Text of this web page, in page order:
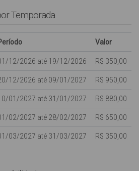
liquidificador, microondas, forno
de lavar roupas (automática) ferro de
oscilações e indisponibilidades,
como cortesia, NÃO ESTANDO
Temporada
Valor
12/2026 até 19/12/2026 R$ 350,00
12/2026 até 09/01/2027 R$ 950,00
01/2027 até 31/01/2027 R$ 880,00
02/2027 até 28/02/2027 R$ 650,00
03/2027 até 31/03/2027 R$ 350,00